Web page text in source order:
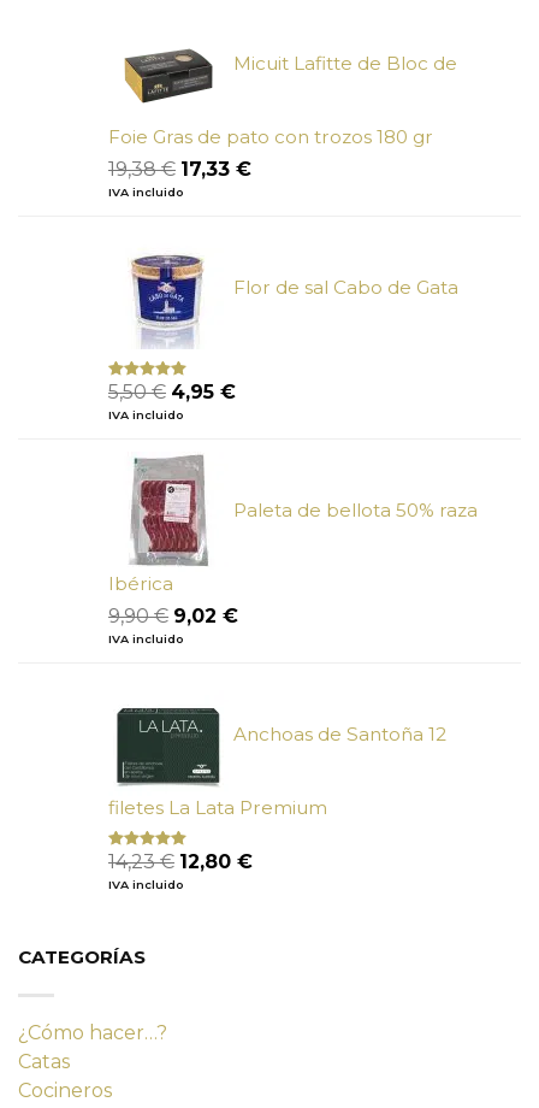
Micuit Lafitte de Bloc de
Foie Gras de pato con trozos 180 gr
19,38€ El
precio
19,38 €.
17,33 €El
IVA incluido
Flor de sal Cabo de Gata
Valorado
con
de
5
5,50€ El
precio
era:
5,50 €.
4,95 €El
IVA incluido
Paleta de bellota 50% raza
Ibérica
9,90€ El
precio
9,90 €.
9,02 €El
IVA incluido
Anchoas de Santoña 12
filetes La Lata Premium
Valorado
con
de 5
14,23€ El
precio
12,80 €El
IVA incluido
CATEGORÍAS
¿Cómo hacer…?
Catas
Cocineros